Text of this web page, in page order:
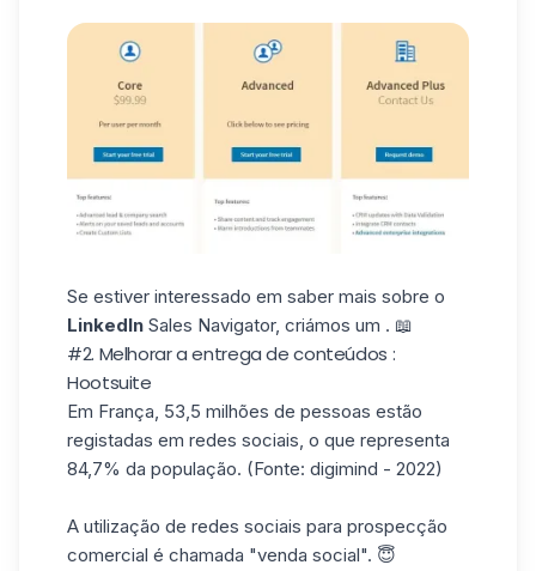
Se estiver interessado em saber mais sobre o
LinkedIn Sales Navigator, criámos um . 📖
#2. Melhorar a entrega de conteúdos :
Hootsuite
Em França, 53,5 milhões de pessoas estão
registadas em redes sociais, o que representa
84,7% da população. (Fonte: digimind - 2022)
A utilização de redes sociais para prospecção
comercial é chamada "venda social". 😇